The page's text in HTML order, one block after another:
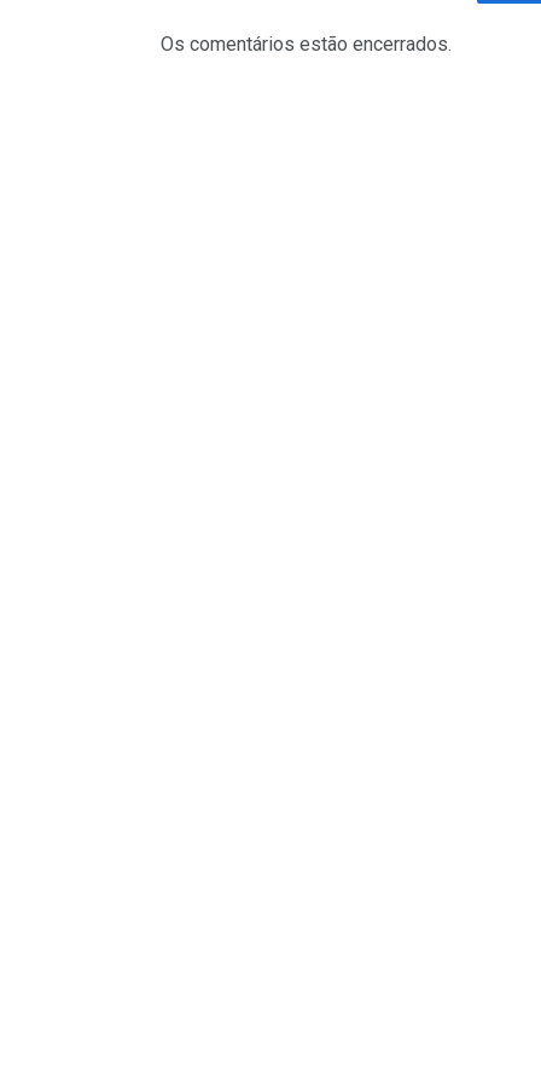
Os comentários estão encerrados.